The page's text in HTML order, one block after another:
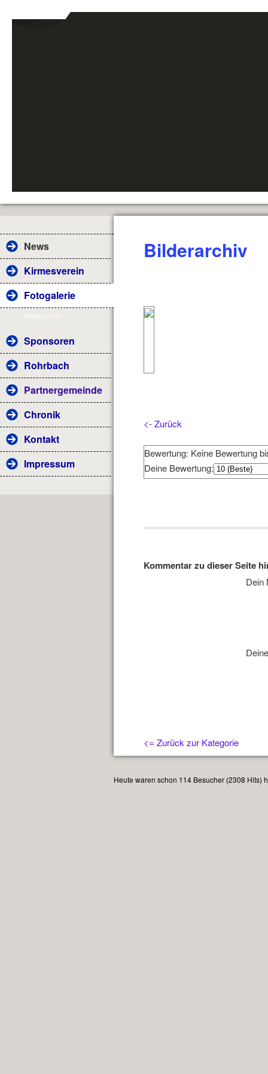
News
Kirmesverein
Fotogalerie
Sponsoren
Rohrbach
Partnergemeinde
Chronik
Kontakt
Impressum
Bilderarchiv
<- Zurück
Bewertung: Keine Bewertung
Deine Bewertung:
Kommentar zu dieser Seite
Dein
<= Zurück zur Kategorie
Heute waren schon 114 Besucher (2308 Hits)